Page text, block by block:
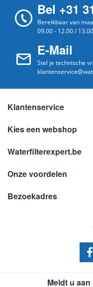
Bel +31
Bereikbaar van
09.00 - 12.00 /
E-Mail
Stel je technische
Klantenservice
Kies een webshop
Waterfilterexpert.be
Onze voordelen
Bezoekadres
Meldt u